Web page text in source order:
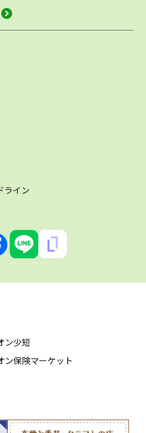
ライン
ン少短
ン保険マーケット